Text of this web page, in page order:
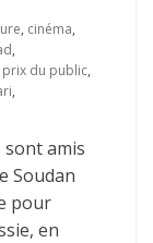
, cinéma,
,
prix du public,
,
amis
Soudan
pour
en